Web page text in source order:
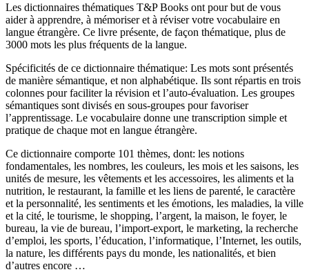
Les dictionnaires thématiques T&P Books ont pour but de vous
aider à apprendre, à mémoriser et à réviser votre vocabulaire en
langue étrangère. Ce livre présente, de façon thématique, plus de
3000 mots les plus fréquents de la langue.
Spécificités de ce dictionnaire thématique: Les mots sont présentés
de manière sémantique, et non alphabétique. Ils sont répartis en trois
colonnes pour faciliter la révision et l’auto-évaluation. Les groupes
sémantiques sont divisés en sous-groupes pour favoriser
l’apprentissage. Le vocabulaire donne une transcription simple et
pratique de chaque mot en langue étrangère.
Ce dictionnaire comporte 101 thèmes, dont: les notions
fondamentales, les nombres, les couleurs, les mois et les saisons, les
unités de mesure, les vêtements et les accessoires, les aliments et la
nutrition, le restaurant, la famille et les liens de parenté, le caractère
et la personnalité, les sentiments et les émotions, les maladies, la ville
et la cité, le tourisme, le shopping, l’argent, la maison, le foyer, le
bureau, la vie de bureau, l’import-export, le marketing, la recherche
d’emploi, les sports, l’éducation, l’informatique, l’Internet, les outils,
la nature, les différents pays du monde, les nationalités, et bien
d’autres encore …